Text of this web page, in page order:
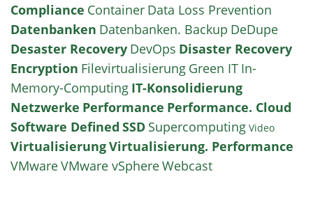
Compliance Container Data Loss Prevention
Datenbanken Datenbanken. Backup DeDupe
Desaster Recovery DevOps Disaster Recovery
Encryption Filevirtualisierung Green IT In-
Memory-Computing IT-Konsolidierung
Netzwerke Performance Performance. Cloud
Software Defined SSD Supercomputing Video
VirtualisierungVirtualisierung. Performance
VMwareVMware vSphereWebcast